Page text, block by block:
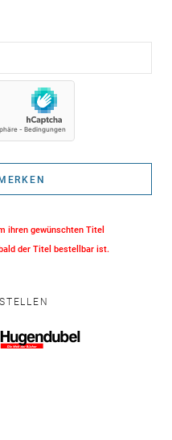
ihren gewünschten Titel
der Titel bestellbar ist.